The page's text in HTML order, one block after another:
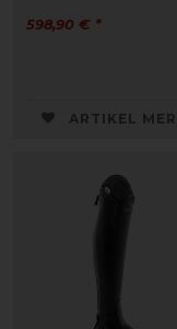
598,90 € *
ARTIKEL